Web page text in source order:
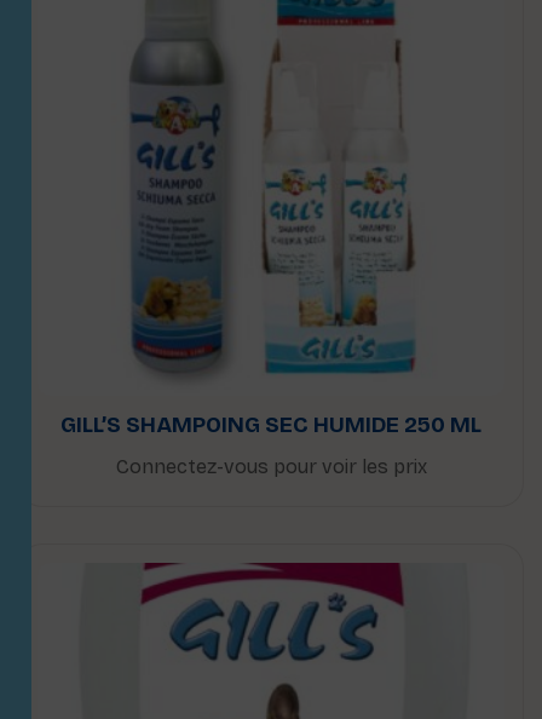
GILL’S SHAMPOING SEC HUMIDE 250 ML
Connectez-vous pour voir les prix